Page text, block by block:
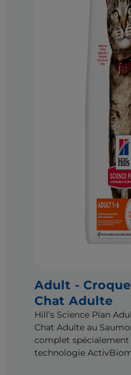
Adult -
Chat Adulte
Hill’s Science Plan
Chat Adulte au
complet
technologie